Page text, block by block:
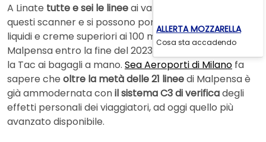
A Linate tutte e sei le lineeai varchi di sicurezza hanno
questi scanner e si possono portare laptop e tablet,
liquidi e creme superiori ai 100 millilitri di peso. Anche a
Malpensa entro la fine del 2023 tutti i varchi faranno
la Tac ai bagagli a mano. Sea Aeroporti di Milano fa
sapere che oltre la metà delle 21 lineedi Malpensa è
già ammodernata conil sistema C3 di verificadegli
effetti personali dei viaggiatori, ad oggi quello più
avanzato disponibile.
ALLERTA MOZZARELLA
Cosa sta accadendo